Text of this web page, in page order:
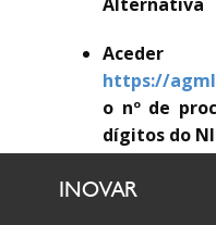
https://
o nº de
dígitos do
INOVAR